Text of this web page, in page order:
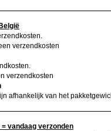
België
verzendkosten
verzendkosten
afhankelijk van het
vandaag verzonden